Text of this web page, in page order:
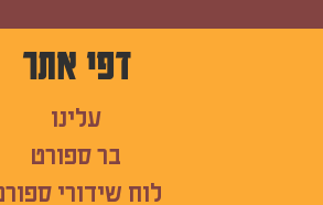
דפי אתר
עלינו
בר ספורט
לוח שידורי